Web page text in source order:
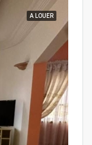
A LOUER